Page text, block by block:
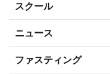
スクール
ニュース
ファスティング